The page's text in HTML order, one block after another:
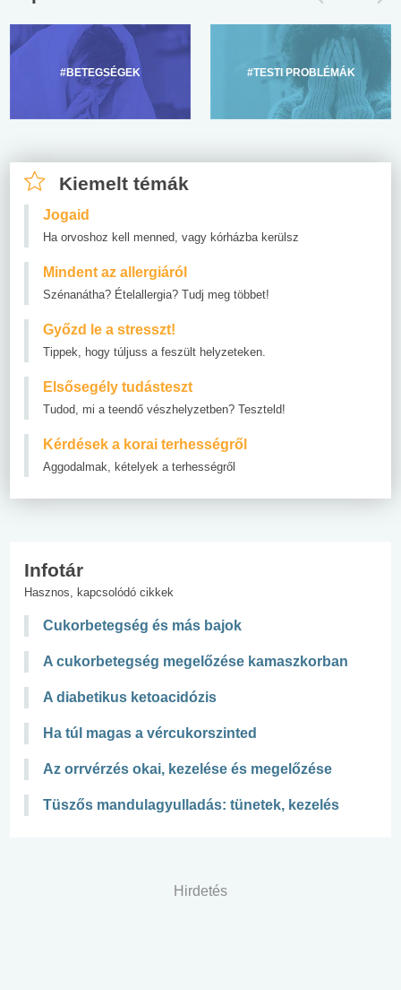
#BETEGSÉGEK #TESTI PROBLÉMÁK
Kiemelt témák
Jogaid
Ha orvoshoz kell menned, vagy kórházba kerülsz
Mindent az allergiáról
Szénanátha? Ételallergia? Tudj meg többet!
Győzd le a stresszt!
Tippek, hogy túljuss a feszült helyzeteken.
Elsősegély tudásteszt
Tudod, mi a teendő vészhelyzetben? Teszteld!
Kérdések a korai terhességről
Aggodalmak, kételyek a terhességről
Infotár
Hasznos, kapcsolódó cikkek
Cukorbetegség és más bajok
A cukorbetegség megelőzése kamaszkorban
A diabetikus ketoacidózis
Ha túl magas a vércukorszinted
Az orrvérzés okai, kezelése és megelőzése
Tüszős mandulagyulladás: tünetek, kezelés
Hirdetés